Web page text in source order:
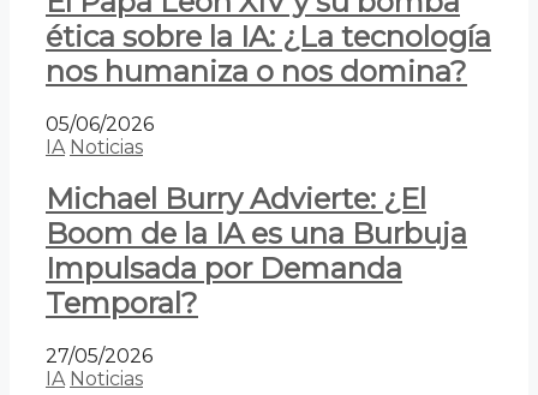
ética sobre la IA: ¿La tecnología
nos humaniza o nos domina?
05/06/2026
IA Noticias
Michael Burry Advierte: ¿El
Boom de la IA es una Burbuja
Impulsada por Demanda
Temporal?
27/05/2026
IA Noticias